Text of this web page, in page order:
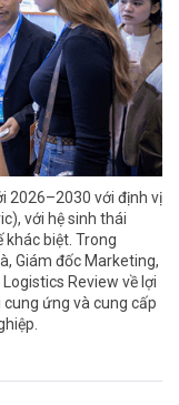
2026–2030 với định vị
với hệ sinh thái
khác biệt. Trong
Giám đốc Marketing,
Review về lợi
ứng và cung cấp